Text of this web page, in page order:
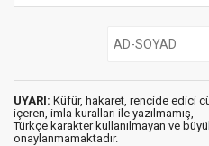
UYARI: Küfür, hakaret, rencide edici
içeren, imla kuralları ile yazılmamış,
Türkçe karakter kullanılmayan ve
onaylanmamaktadır.